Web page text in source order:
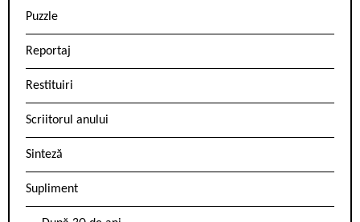
Puzzle
Reportaj
Restituiri
Scriitorul anului
Sinteză
Supliment